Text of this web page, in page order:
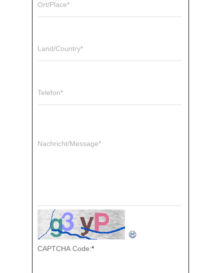
Ort/Place*
Land/Country*
Telefon*
Nachricht/Message*
CAPTCHA Code:*